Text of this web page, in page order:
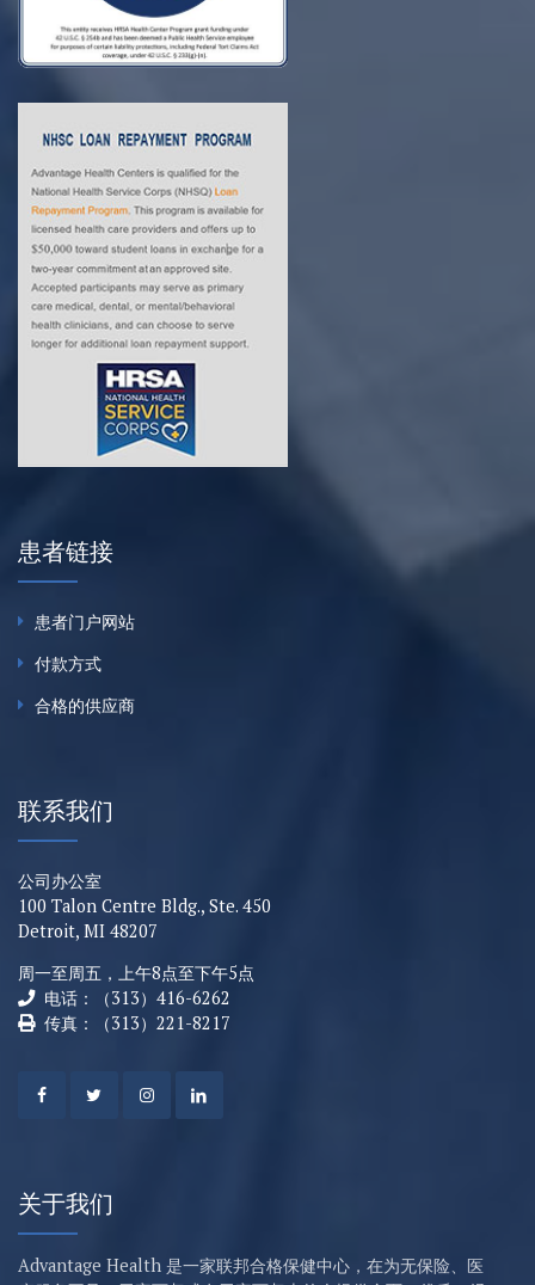
患者链接
患者门户网站
付款方式
合格的供应商
联系我们
公司办公室
100 Talon Centre Bldg., Ste. 450
Detroit, MI 48207
周一至周五，上午8点至下午5点
电话：（313）416-6262
传真：（313）221-8217
关于我们
Advantage Health 是一家联邦合格保健中心，在为无保险、医